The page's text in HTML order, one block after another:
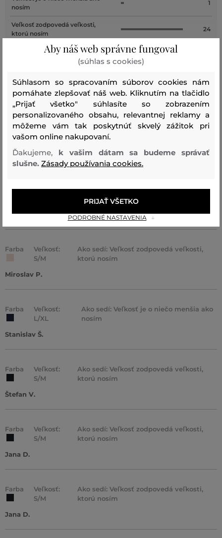
nosím
1
Veľkosť zodpovedá veľkosti,
ktorú nosím
24
Veľkosť je o niečo väčšia ako
Veľkosť je oveľa väčšia ako
nosím
2
Farba
Veľkosť:
L/XL
Ako sedí: Veľkosť je o niečo väčšia ako
nosím
SILVIA J.
Farba
Veľkosť:
Ako sedí: Veľkosť zodpovedá veľkosti,
ktorú nosím
Miroslav P.
Farba
Veľkosť:
S/M
Ako sedí: Veľkosť zodpovedá veľkosti,
ktorú nosím
Miroslav P.
Farba
Veľkosť:
L/XL
Ako sedí: Veľkosť je o niečo menšia ako
nosím
Stanislav Š.
Farba
Veľkosť:
S/M
Ako sedí: Veľkosť zodpovedá veľkosti,
ktorú nosím
Štefan V.
Farba
Veľkosť:
S/M
Ako sedí: Veľkosť zodpovedá veľkosti,
ktorú nosím
Jana D.
Farba
Veľkosť:
S/M
Ako sedí: Veľkosť zodpovedá veľkosti,
ktorú nosím
Jana D.
Aby náš web správne fungoval
(súhlas s cookies)
Súhlasom so spracovaním súborov cookies nám
pomáhate zlepšovať náš web. Kliknutím na tlačidlo
„Prijať všetko" súhlasíte so zobrazením
personalizovaného obsahu, relevantnej reklamy a
môžeme vám tak poskytnúť skvelý zážitok pri
vašom online nakupovaní.
Ďakujeme, k vašim dátam sa budeme správať
slušne. Zásady používania cookies.
PODROBNÉ NASTAVENIA
PRIJAŤ VŠETKO